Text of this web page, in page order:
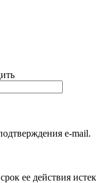
e-mail.
ее действия истек